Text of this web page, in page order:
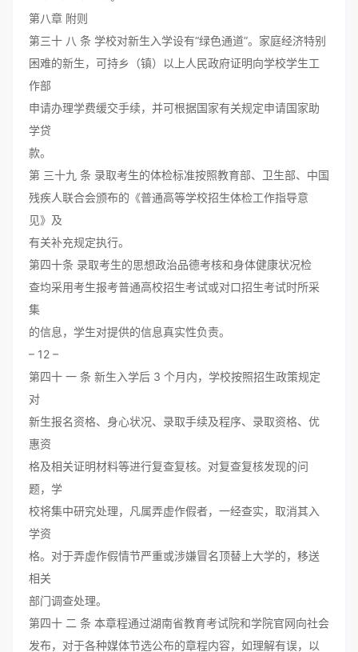
第八章 附则
第三十 八 条 学校对新生入学设有“绿色通道”。家庭经济特别
困难的新生，可持乡（镇）以上人民政府证明向学校学生工
作部
申请办理学费缓交手续，并可根据国家有关规定申请国家助
学贷
款。
第 三十九 条 录取考生的体检标准按照教育部、卫生部、中国
残疾人联合会颁布的《普通高等学校招生体检工作指导意
见》及
有关补充规定执行。
第四十条 录取考生的思想政治品德考核和身体健康状况检
查均采用考生报考普通高校招生考试或对口招生考试时所采
集
的信息，学生对提供的信息真实性负责。
– 12 –
第四十 一 条 新生入学后 3 个月内，学校按照招生政策规定
对
新生报名资格、身心状况、录取手续及程序、录取资格、优
惠资
格及相关证明材料等进行复查复核。对复查复核发现的问
题，学
校将集中研究处理，凡属弄虚作假者，一经查实，取消其入
学资
格。对于弄虚作假情节严重或涉嫌冒名顶替上大学的，移送
相关
部门调查处理。
第四十 二 条 本章程通过湖南省教育考试院和学院官网向社会
发布，对于各种媒体节选公布的章程内容，如理解有误，以